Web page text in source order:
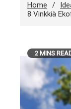
Home
8 Vinkkiä
2 MINS